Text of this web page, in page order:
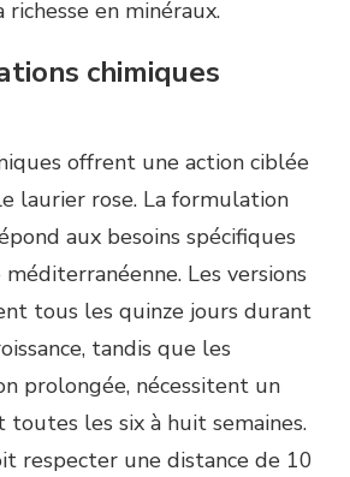
richesse en minéraux.
chimiques
offrent une action ciblée
laurier rose. La formulation
aux besoins spécifiques
Les versions
tous les quinze jours durant
tandis que les
prolongée, nécessitent un
les six à huit semaines.
respecter une distance de 10